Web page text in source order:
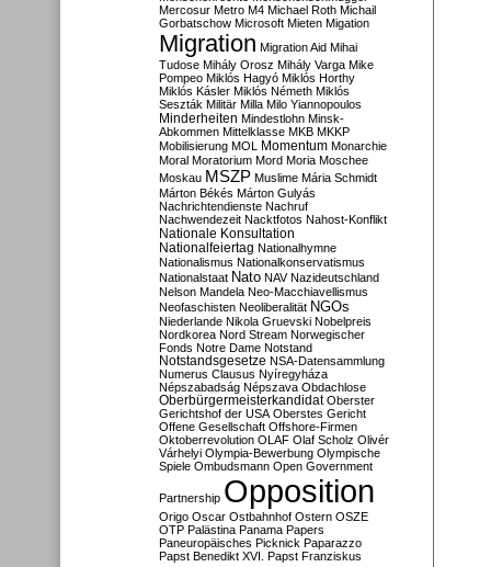
Mercosur Metro M4 Michael Roth Michail
Gorbatschow Microsoft Mieten Migation
Migration Migration Aid Mihai
Tudose Mihály Orosz Mihály Varga Mike
Pompeo Miklós Hagyó Miklós Horthy
Miklós Kásler Miklós Németh Miklós
Seszták Militär Milla Milo Yiannopoulos
Minderheiten Mindestlohn Minsk-
Abkommen Mittelklasse MKB MKKP
Mobilisierung MOL Momentum Monarchie
Moral Moratorium Mord Moria Moschee
Moskau MSZP Muslime Mária Schmidt
Márton Békés Márton Gulyás
Nachrichtendienste Nachruf
Nachwendezeit Nacktfotos Nahost-Konflikt
Nationale Konsultation
Nationalfeiertag Nationalhymne
Nationalismus Nationalkonservatismus
Nationalstaat Nato NAV Nazideutschland
Nelson Mandela Neo-Macchiavellismus
Neofaschisten Neoliberalität NGOs
Niederlande Nikola Gruevski Nobelpreis
Nordkorea Nord Stream Norwegischer
Fonds Notre Dame Notstand
Notstandsgesetze NSA-Datensammlung
Numerus Clausus Nyíregyháza
Népszabadság Népszava Obdachlose
Oberbürgermeisterkandidat Oberster
Gerichtshof der USA Oberstes Gericht
Offene Gesellschaft Offshore-Firmen
Oktoberrevolution OLAF Olaf Scholz Olivér
Várhelyi Olympia-Bewerbung Olympische
Spiele Ombudsmann Open Government
Partnership Opposition
Origo Oscar Ostbahnhof Ostern OSZE
OTP Palästina Panama Papers
Paneuropäisches Picknick Paparazzo
Papst Benedikt XVI. Papst Franziskus